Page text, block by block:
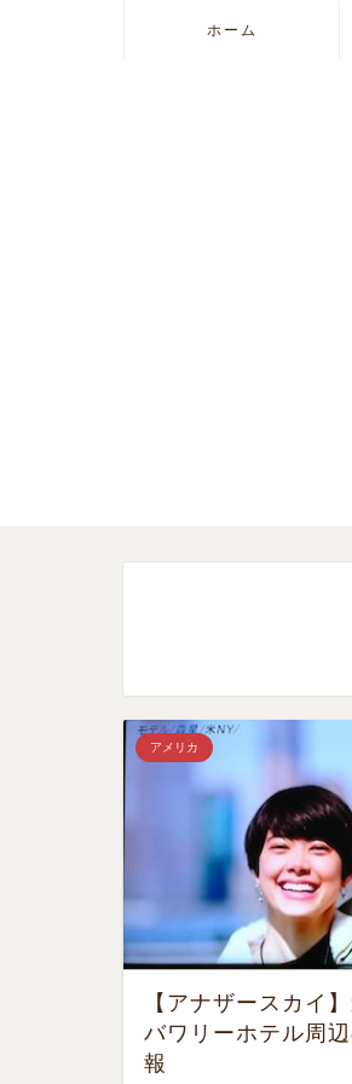
ホーム
アメリカ
【アナザースカイ
バワリーホテル周
報